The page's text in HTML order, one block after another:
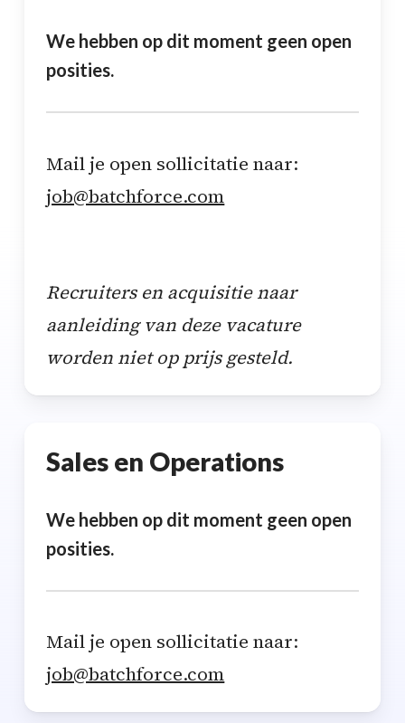
We hebben op dit moment geen open
posities.
Mail je open sollicitatie naar:
job@batchforce.com
Recruiters en acquisitie naar
aanleiding van deze vacature
worden niet op prijs gesteld.
Sales en Operations
We hebben op dit moment geen open
posities.
Mail je open sollicitatie naar:
job@batchforce.com